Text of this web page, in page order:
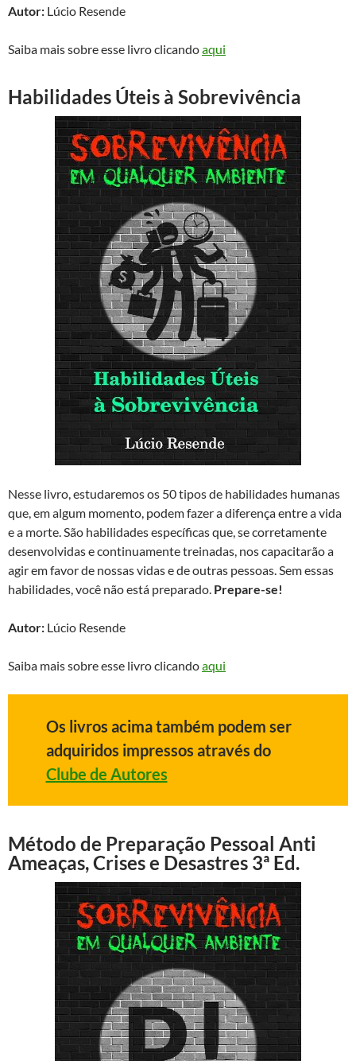
Autor: Lúcio Resende
Saiba mais sobre esse livro clicandoaqui
Habilidades Úteis à Sobrevivência
Nesse livro, estudaremos os 50 tipos de habilidades humanas
que, em algum momento, podem fazer a diferença entre a vida
e a morte. São habilidades específicas que, se corretamente
desenvolvidas e continuamente treinadas, nos capacitarão a
agir em favor de nossas vidas e de outras pessoas. Sem essas
habilidades, você não está preparado. Prepare-se!
Autor: Lúcio Resende
Saiba mais sobre esse livro clicandoaqui
Os livros acima também podem ser
adquiridos impressos através do
Clube de Autores
Método de Preparação Pessoal Anti
Ameaças, Crises e Desastres 3ª Ed.